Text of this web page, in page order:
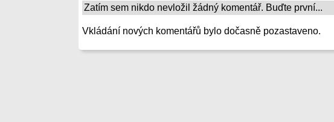
Zatím sem nikdo nevložil žádný komentář. Buďte první...
Vkládání nových komentářů bylo dočasně pozastaveno.